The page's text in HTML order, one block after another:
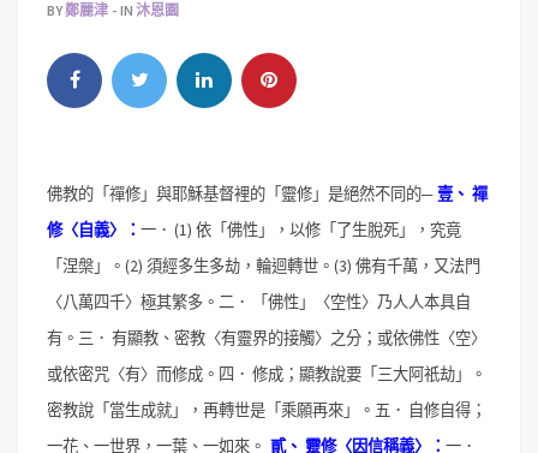
BY鄭麗津 IN 沐恩園
佛教的「禪修」與耶穌基督裡的「靈修」是絕然不同的─ 壹、 禪
修〈自義〉： 一． (1) 依「佛性」，以修「了生脫死」，究竟
「涅槃」。 (2) 須經多生多劫，輪迴轉世。 (3) 佛有千萬，又法門
〈八萬四千〉極其繁多。 二．
「佛性」〈空性〉乃人人本具自
有。 三． 有顯教、密教〈有靈界的接觸〉之分；或依佛性〈空〉
或依密咒〈有〉而修成。 四． 修成；顯教說要「三大阿祇劫」。
密教說「當生成就」，再轉世是「乘願再來」。 五． 自修自得；
一花、一世界，一葉、一如來。 貳、 靈修〈因信稱義〉： 一．